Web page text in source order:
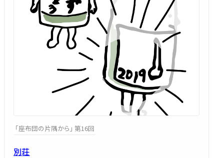
「座布団の片隅から」 第16回
別荘